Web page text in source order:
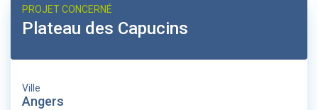
PROJET CONCERNÉ
Plateau des Capucins
Ville
Angers